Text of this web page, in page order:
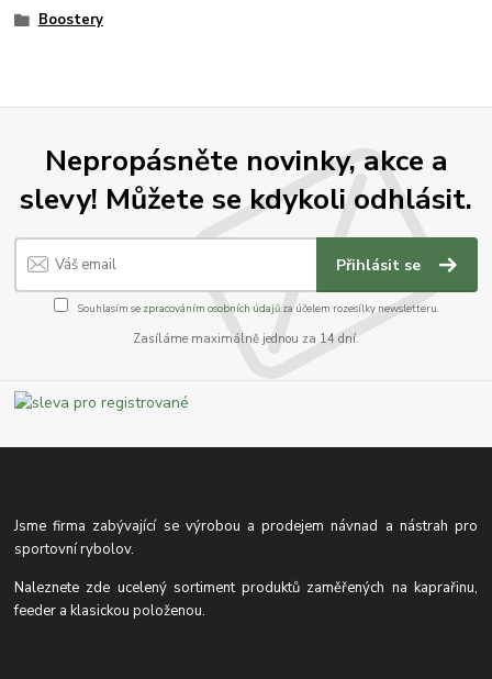
Boostery
Nepropásněte novinky, akce a
slevy! Můžete se kdykoli odhlásit.
Přihlásit se
Souhlasím se zpracováním osobních údajůza účelem rozesílky newsletteru.
Zasíláme maximálně jednou za 14 dní.
Jsme firma zabývající se výrobou a prodejem návnad a nástrah pro
sportovní rybolov.
Naleznete zde ucelený sortiment produktů zaměřených na kaprařinu,
feeder a klasickou položenou.